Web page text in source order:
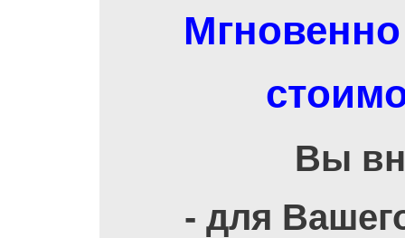
Вы
- для